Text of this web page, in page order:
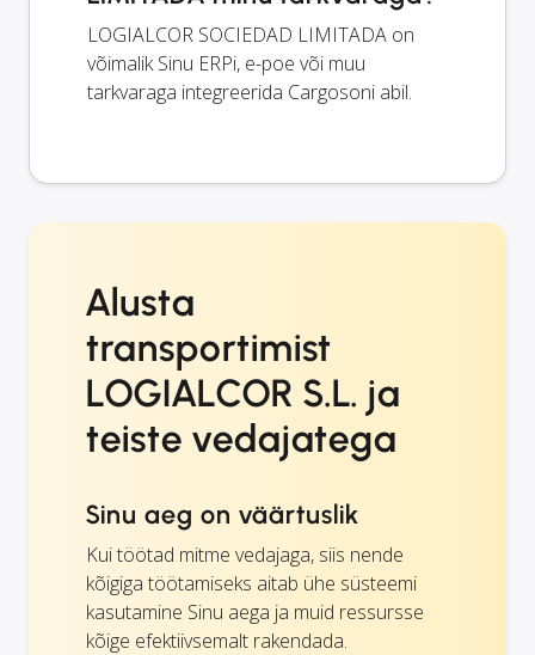
LOGIALCOR SOCIEDAD LIMITADA on
võimalik Sinu ERPi, e-poe või muu
tarkvaraga integreerida Cargosoni abil.
Alusta
transportimist
LOGIALCOR S.L. ja
teiste vedajatega
Sinu aeg on väärtuslik
Kui töötad mitme vedajaga, siis nende
kõigiga töötamiseks aitab ühe süsteemi
kasutamine Sinu aega ja muid ressursse
kõige efektiivsemalt rakendada.